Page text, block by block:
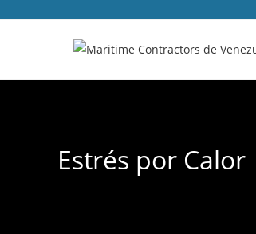
Estrés por Calor